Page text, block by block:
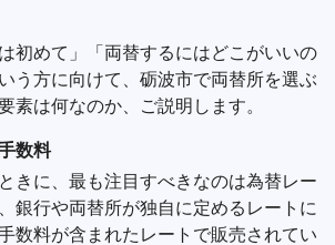
初めて」「両替するにはどこがいいの
う方に向けて、砺波市で両替所を選ぶ
素は何なのか、ご説明します。
数料
きに、最も注目すべきなのは為替レー
銀行や両替所が独自に定めるレートに
数料が含まれたレートで販売されてい